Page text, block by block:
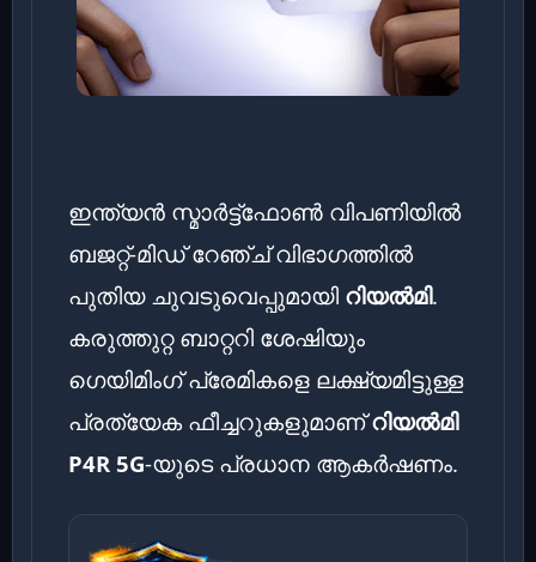
ഇന്ത്യൻ സ്മാർട്ട്ഫോൺ വിപണിയിൽ
ബജറ്റ്-മിഡ് റേഞ്ച് വിഭാഗത്തിൽ
പുതിയ ചുവടുവെപ്പുമായി റിയൽമി.
കരുത്തുറ്റ ബാറ്ററി ശേഷിയും
ഗെയിമിംഗ് പ്രേമികളെ ലക്ഷ്യമിട്ടുള്ള
പ്രത്യേക ഫീച്ചറുകളുമാണ്റിയൽമി
P4R 5G-യുടെ പ്രധാന ആകർഷണം.